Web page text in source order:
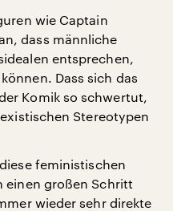
wie Captain
dass männliche
entsprechen,
Dass sich das
Komik so schwertut,
Stereotypen
feministischen
einen großen Schritt
wieder sehr direkte